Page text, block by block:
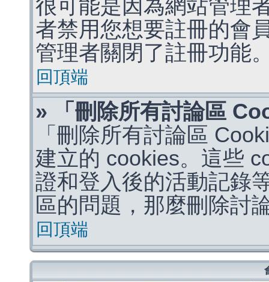
很可能是因為網站管理
者禁用您想要註冊的會
管理者關閉了註冊功能
回頂端
» 「刪除所有討論區
「刪除所有討論區
建立的 cookies。這些
證和登入後的活動記錄
區的問題，那麼刪除討
回頂端